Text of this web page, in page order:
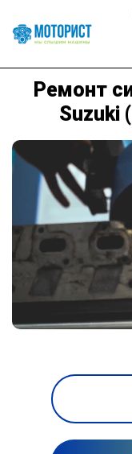
Ремонт
Suzuki